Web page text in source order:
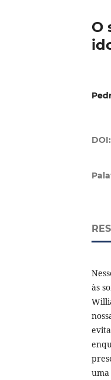
O
DOI:
às